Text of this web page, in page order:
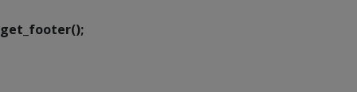
get_footer();